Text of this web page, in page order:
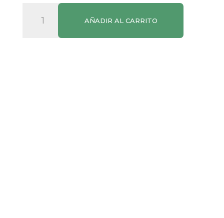
Blancos
AÑADIR AL CARRITO